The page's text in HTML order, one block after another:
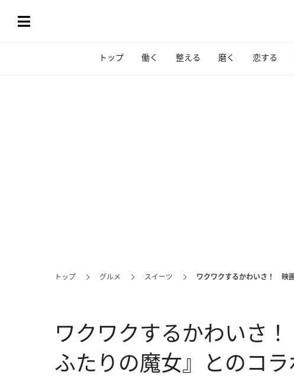
トップ 働く 整える 磨く 恋する
トップ グルメ スイーツ ワクワクするかわいさ！ 映
ワクワクするかわいさ
ふたりの魔女』とのコ